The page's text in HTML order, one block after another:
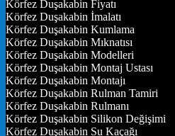
Körfez Duşakabin Fiyatı
Körfez Duşakabin İmalatı
Körfez Duşakabin Kumlama
Körfez Duşakabin Mıknatısı
Körfez Duşakabin Modelleri
Körfez Duşakabin Montaj Ustası
Körfez Duşakabin Montajı
Körfez Duşakabin Rulman Tamiri
Körfez Duşakabin Rulmanı
Körfez Duşakabin Silikon Değişimi
Körfez Duşakabin Su Kaçağı